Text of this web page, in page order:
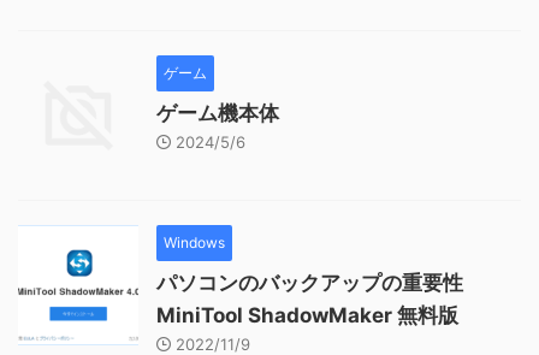
ゲーム
ゲーム機本体
2024/5/6
Windows
パソコンのバックアップの重要性
MiniTool ShadowMaker 無料版
2022/11/9